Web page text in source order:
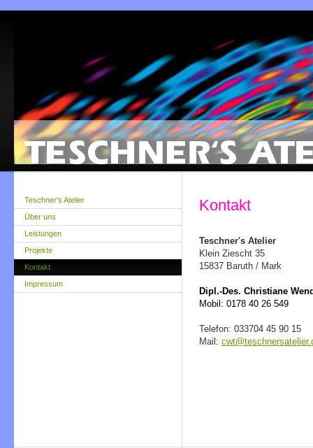
Teschner's Atelier
Über uns
Leistungen
Projekte
Kontakt
Impressum
Kontakt
Teschner's Atelier
Klein Ziescht 35
15837 Baruth / Mark
Dipl.-Des. Christiane
Mobil: 0178 40 26 549
Telefon: 033704 45 90 15
Mail: